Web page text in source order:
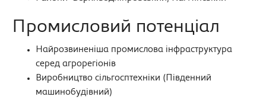
Промисловий потенціал
Найрозвиненіша промислова інфраструктура
серед агрорегіонів
Виробництво сільгосптехніки (Південний
машинобудівний)